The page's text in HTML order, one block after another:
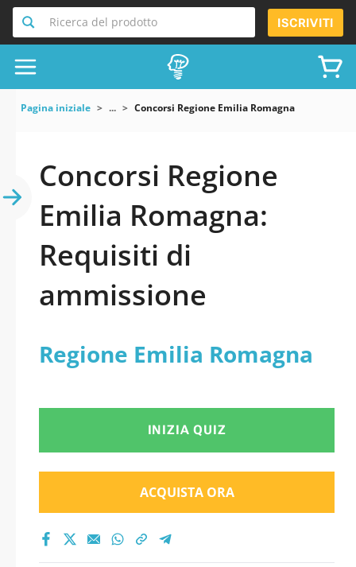
Ricerca del prodotto ISCRIVITI
Pagina iniziale ... Concorsi Regione Emilia Romagna
Concorsi Regione
Emilia Romagna:
Requisiti di
ammissione
Regione Emilia Romagna
INIZIA QUIZ
ACQUISTA ORA